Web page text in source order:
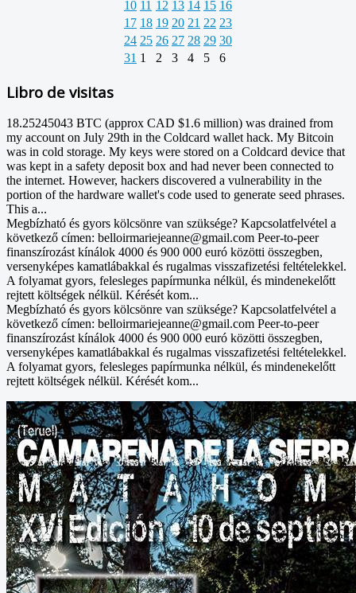
10 11 12 13 14 15 16
17 18 19 20 21 22 23
24 25 26 27 28 29 30
31 1 2 3 4 5 6
Libro de visitas
18.25245043 BTC (approx CAD $1.6 million) was drained from
my account on July 29th in the Coldcard wallet hack. My Bitcoin
was in cold storage. My keys were stored on a Coldcard device that
was kept in a safety deposit box and had never been connected to
the internet. However, hackers discovered a vulnerability in the
portion of the hardware wallet's code used to generate seed phrases.
This a...
Megbízható és gyors kölcsönre van szüksége? Kapcsolatfelvétel a
következő címen: belloirmariejeanne@gmail.com Peer-to-peer
finanszírozást kínálok 4000 és 900 000 euró közötti összegben,
versenyképes kamatlábakkal és rugalmas visszafizetési feltételekkel.
A folyamat gyors, felesleges papírmunka nélkül, és mindenekelőtt
rejtett költségek nélkül. Kérését kom...
Megbízható és gyors kölcsönre van szüksége? Kapcsolatfelvétel a
következő címen: belloirmariejeanne@gmail.com Peer-to-peer
finanszírozást kínálok 4000 és 900 000 euró közötti összegben,
versenyképes kamatlábakkal és rugalmas visszafizetési feltételekkel.
A folyamat gyors, felesleges papírmunka nélkül, és mindenekelőtt
rejtett költségek nélkül. Kérését kom...